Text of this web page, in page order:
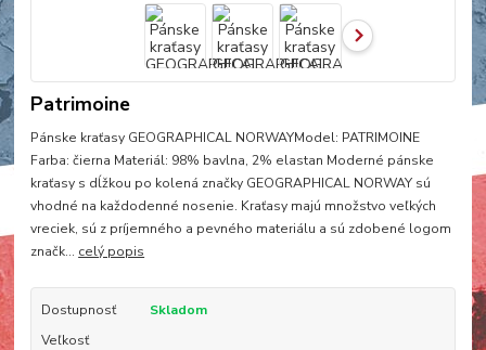
Patrimoine
Pánske kraťasy GEOGRAPHICAL NORWAYModel: PATRIMOINE
Farba: čierna Materiál: 98% bavlna, 2% elastan Moderné pánske
kraťasy s dĺžkou po kolená značky GEOGRAPHICAL NORWAY sú
vhodné na každodenné nosenie. Kraťasy majú množstvo veľkých
vreciek, sú z príjemného a pevného materiálu a sú zdobené logom
značk... celý popis
Dostupnosť
Skladom
Veľkosť